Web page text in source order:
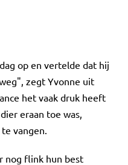
op en vertelde dat hij
zegt Yvonne uit
het vaak druk heeft
eraan toe was,
vangen.
nog flink hun best